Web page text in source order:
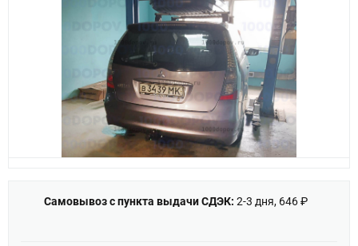
Самовывоз с пункта выдачи СДЭК: 2-3 дня, 646 ₽